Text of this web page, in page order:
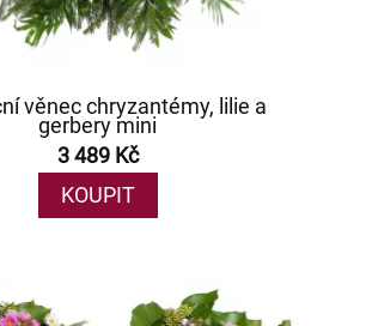
věnec chryzantémy, lilie a
gerbery mini
3 489 Kč
KOUPIT